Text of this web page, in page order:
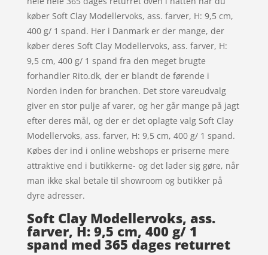
køber Soft Clay Modellervoks, ass. farver, H: 9,5 cm,
400 g/ 1 spand. Her i Danmark er der mange, der
køber deres Soft Clay Modellervoks, ass. farver, H:
9,5 cm, 400 g/ 1 spand fra den meget brugte
forhandler Rito.dk, der er blandt de førende i
Norden inden for branchen. Det store vareudvalg
giver en stor pulje af varer, og her går mange på jagt
efter deres mål, og der er det oplagte valg Soft Clay
Modellervoks, ass. farver, H: 9,5 cm, 400 g/ 1 spand.
Købes der ind i online webshops er priserne mere
attraktive end i butikkerne- og det lader sig gøre, når
man ikke skal betale til showroom og butikker på
dyre adresser.
Soft Clay Modellervoks, ass.
farver, H: 9,5 cm, 400 g/ 1
spand med 365 dages returret